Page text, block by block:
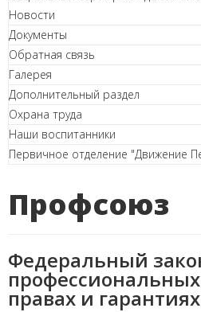
Новости
Документы
Обратная связь
Галерея
Дополнительный раздел
Охрана труда
Наши воспитанники
Первичное отделение "Движение
Профсоюз
Федеральный
правах и